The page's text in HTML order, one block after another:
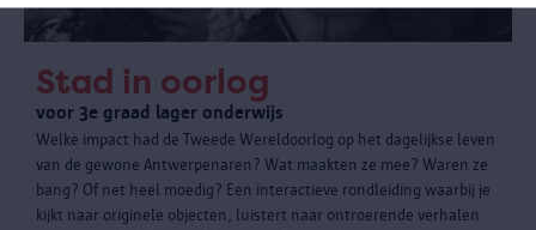
Stad in oorlog
voor 3e graad lager onderwijs
Welke impact had de Tweede Wereldoorlog op het dagelijkse leven
van de gewone Antwerpenaren? Wat maakten ze mee? Waren ze
bang? Of net heel moedig? Een interactieve rondleiding waarbij je
kijkt naar originele objecten, luistert naar ontroerende verhalen